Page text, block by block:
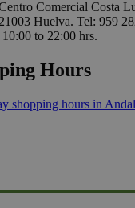
Comercial Costa
Huelva. Tel: 959
to 22:00 hrs.
Hours
shopping hours in